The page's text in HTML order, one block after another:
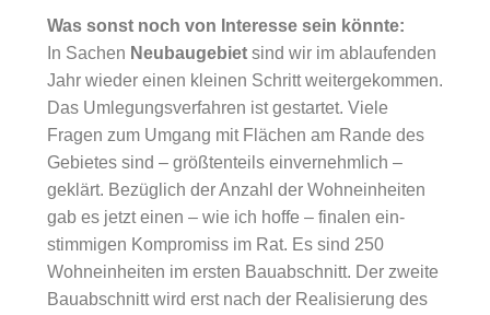
Was sonst noch von Interesse sein könnte:
In Sachen Neubaugebiet sind wir im ablaufenden
Jahr wieder einen kleinen Schritt weitergekommen.
Das Umlegungsverfahren ist gestartet. Viele
Fragen zum Umgang mit Flächen am Rande des
Gebietes sind – größtenteils einvernehmlich –
geklärt. Bezüglich der Anzahl der Wohneinheiten
gab es jetzt einen – wie ich hoffe – finalen ein-
stimmigen Kompromiss im Rat. Es sind 250
Wohneinheiten im ersten Bauabschnitt. Der zweite
Bauabschnitt wird erst nach der Realisierung des